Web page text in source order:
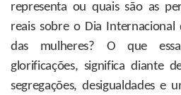
representa ou quais são as
reais sobre o Dia
das mulheres? O que
glorificações, significa diante
segregações, desigualdades e